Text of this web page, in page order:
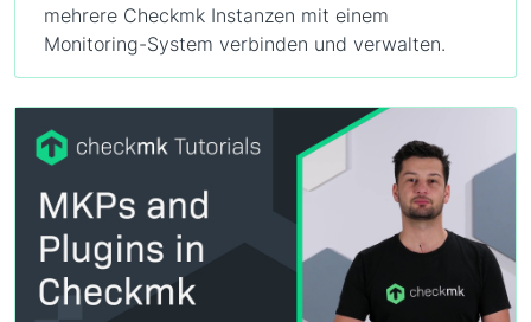
mehrere Checkmk Instanzen mit einem
Monitoring-System verbinden und verwalten.